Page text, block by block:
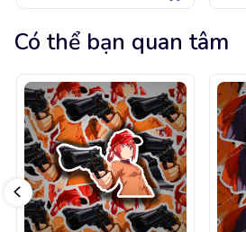
Có thể bạn quan tâm